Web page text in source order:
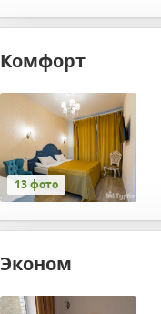
Комфорт
13 фото
Эконом